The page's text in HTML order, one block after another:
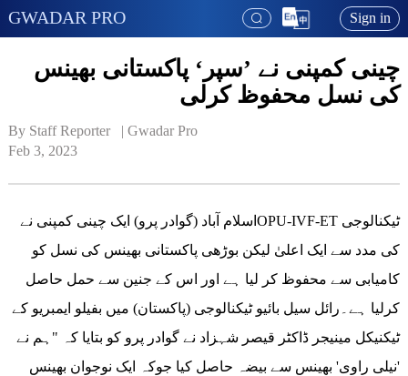
GWADAR PRO Sign in
چینی کمپنی نے ’سپر‘ پاکستانی بھینس
کی نسل محفوظ کرلی
By Staff Reporter   | Gwadar Pro
Feb 3, 2023
اسلام آباد (گوادر پرو) ایک چینی کمپنی نےOPU-IVF-ET ٹیکنالوجی
کی مدد سے ایک اعلیٰ لیکن بوڑھی پاکستانی بھینس کی نسل کو
کامیابی سے محفوظ کر لیا ہے اور اس کے جنین سے حمل حاصل
کرلیا ہے۔رائل سیل بائیو ٹیکنالوجی (پاکستان) میں بفیلو ایمبریو کے
ٹیکنیکل مینیجر ڈاکٹر قیصر شہزاد نے گوادر پرو کو بتایا کہ "ہم نے
'نیلی راوی' بھینس سے بیضہ حاصل کیا جوکہ ایک نوجوان بھینس